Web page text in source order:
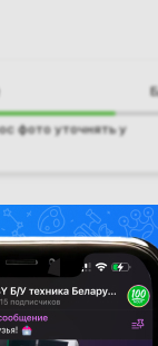
фото уточнять у